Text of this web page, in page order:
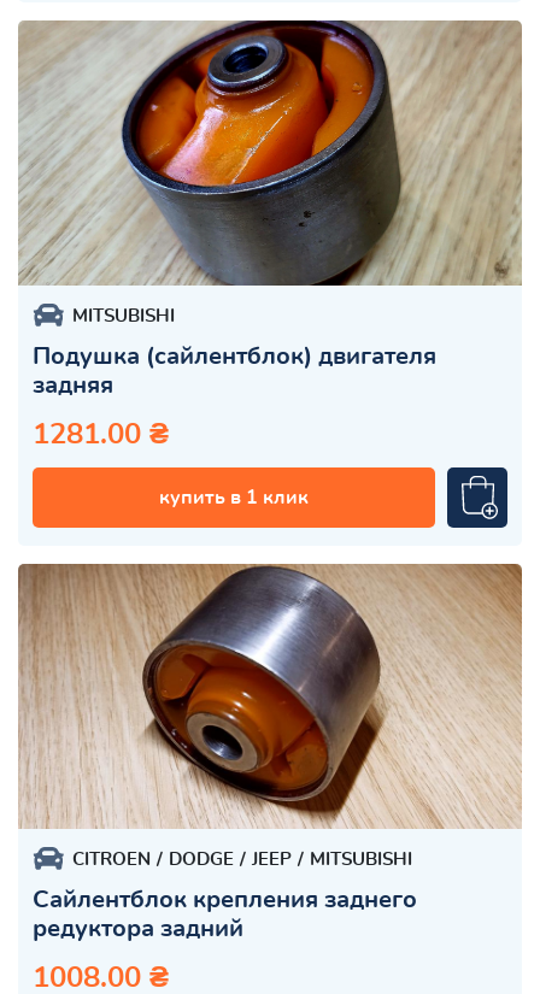
MITSUBISHI
Подушка (сайлентблок) двигателя
задняя
1281.00 ₴
купить в 1 клик
CITROEN DODGE JEEP MITSUBISHI
Сайлентблок крепления заднего
редуктора задний
1008.00 ₴